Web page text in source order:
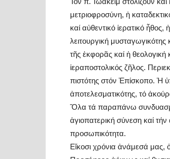
μετριοφροσύνη, ἡ
καί αὐθεντικό ἱερατικό
λειτουργική
τῆς ἐκφορᾶς καί ἡ θεολογική
ἱεραποστολικός ζῆλος.
πιστότης στόν Ἐπίσκοπο. Ἡ
ἀποτελεσματικότης, τό
Ὅλα τά παραπάνω
ἁγιοπατερική σύνεση καί
προσωπικότητα.
Εἴκοσι χρόνια ἀνάμεσά μας,